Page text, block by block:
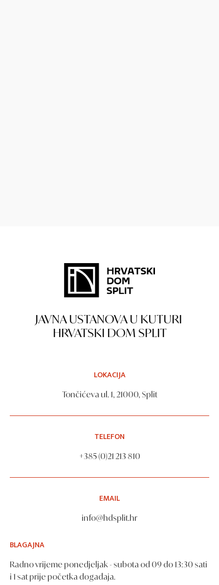
JAVNA USTANOVA U KUTURI
HRVATSKI DOM SPLIT
LOKACIJA
Tončićeva ul. 1, 21000, Split
TELEFON
+385 (0)21 213 810
EMAIL
info@hdsplit.hr
BLAGAJNA
Radno vrijeme ponedjeljak - subota od 09 do 13:30 sati
i 1 sat prije početka događaja.